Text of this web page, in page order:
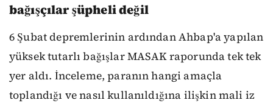
bağışçılar şüpheli değil
6 Şubat depremlerinin ardından Ahbap'a yapılan
yüksek tutarlı bağışlar MASAK raporunda tek tek
yer aldı. İnceleme, paranın hangi amaçla
toplandığı ve nasıl kullanıldığına ilişkin mali iz